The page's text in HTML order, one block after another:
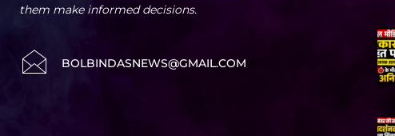
them make informed decisions.
BOLBINDASNEWS@GMAIL.COM